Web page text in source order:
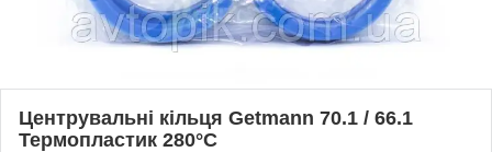
Центрувальні кільця Getmann 70.1 / 66.1
Термопластик 280°C